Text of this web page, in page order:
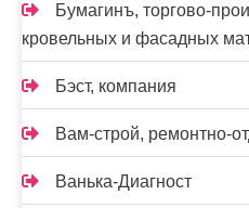
Бумагинъ, торгово-
кровельных и фасадных
Бэст, компания
Вам-cтрой, ремонтно-
Ванька-Диагност